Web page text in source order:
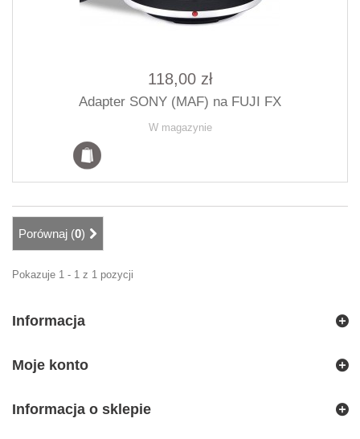
118,00 zł
Adapter SONY (MAF) na FUJI FX
W magazynie
Porównaj (0)
Pokazuje 1 - 1 z 1 pozycji
Informacja
Moje konto
Informacja o sklepie